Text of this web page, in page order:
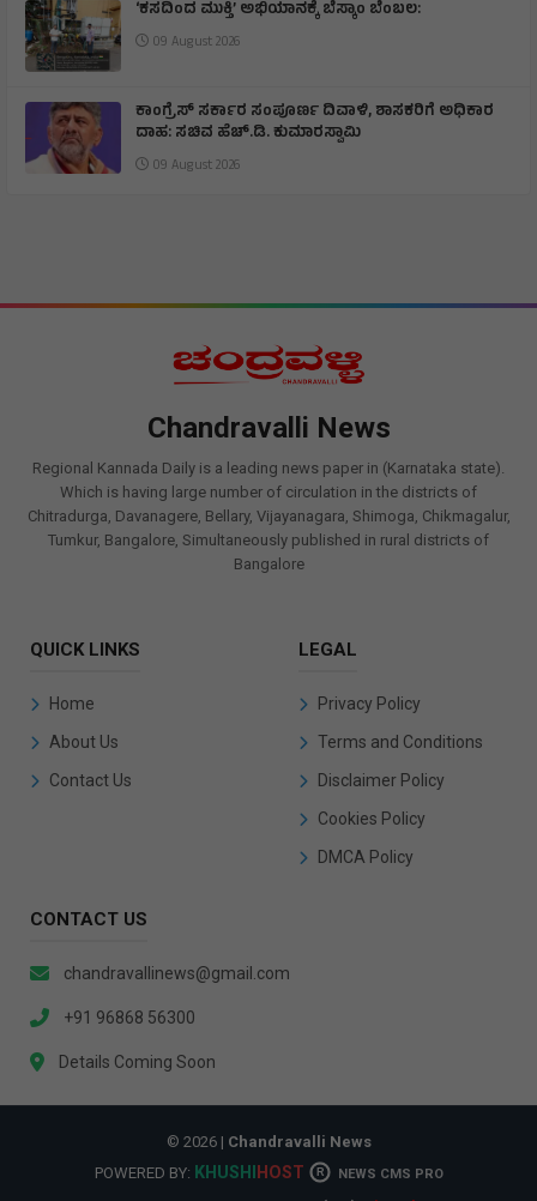
‘ಕಸದಿಂದ ಮುಕ್ತಿ’ ಅಭಿಯಾನಕ್ಕೆ ಬೆಸ್ಕಾಂ ಬೆಂಬಲ:
09 August 2026
ಕಾಂಗ್ರೆಸ್ ಸರ್ಕಾರ ಸಂಪೂರ್ಣ ದಿವಾಳಿ, ಶಾಸಕರಿಗೆ ಅಧಿಕಾರ
ದಾಹ: ಸಚಿವ ಹೆಚ್.ಡಿ. ಕುಮಾರಸ್ವಾಮಿ
09 August 2026
Chandravalli News
Regional Kannada Daily is a leading news paper in (Karnataka state).
Which is having large number of circulation in the districts of
Chitradurga, Davanagere, Bellary, Vijayanagara, Shimoga, Chikmagalur,
Tumkur, Bangalore, Simultaneously published in rural districts of
Bangalore
QUICK LINKS
Home
About Us
Contact Us
LEGAL
Privacy Policy
Terms and Conditions
Disclaimer Policy
Cookies Policy
DMCA Policy
CONTACT US
chandravallinews@gmail.com
+91 96868 56300
Details Coming Soon
© 2026 | Chandravalli News
POWERED BY: KHUSHI HOST R NEWS CMS PRO